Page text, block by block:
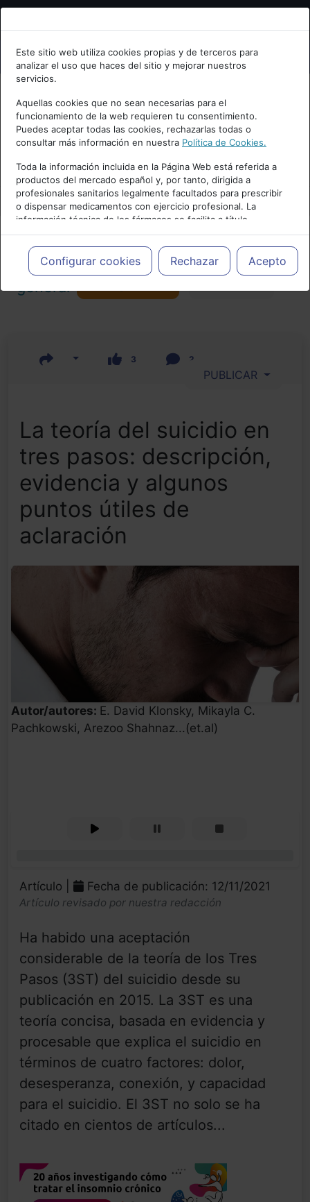
Bienvenid@ a psiquiatria.com
Escribe tu Email
Accede o regístrate con tu email.
Cancelar
Este sitio web utiliza cookies propias y de terceros para
analizar el uso que haces del sitio y mejorar nuestros
servicios.
Aquellas cookies que no sean necesarias para el
funcionamiento de la web requieren tu consentimiento.
Puedes aceptar todas las cookies, rechazarlas todas o
consultar más información en nuestra Política de Cookies.
Toda la información incluida en la Página Web está referida a
productos del mercado español y, por tanto, dirigida a
profesionales sanitarios legalmente facultados para prescribir
o dispensar medicamentos con ejercicio profesional. La
información técnica de los fármacos se facilita a título
meramente informativo, siendo responsabilidad de los
profesionales facultados prescribir medicamentos y decidir, en
cada caso concreto, el tratamiento más adecuado a las
necesidades del paciente.
Configurar cookies Rechazar Acepto
Actualidad y Artículos|Psiquiatría
general
3 2
PUBLICAR
La teoría del suicidio en
tres pasos: descripción,
evidencia y algunos
puntos útiles de
aclaración
Autor/autores: E. David Klonsky, Mikayla C.
Pachkowski, Arezoo Shahnaz...(et.al)
Artículo | Fecha de publicación: 12/11/2021
Artículo revisado por nuestra redacción
Ha habido una aceptación
considerable de la teoría de los Tres
Pasos (3ST) del suicidio desde su
publicación en 2015. La 3ST es una
teoría concisa, basada en evidencia y
procesable que explica el suicidio en
términos de cuatro factores: dolor,
desesperanza, conexión, y capacidad
para el suicidio. El 3ST no solo se ha
citado en cientos de artículos...